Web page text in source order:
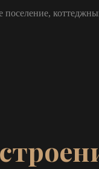
поселение,